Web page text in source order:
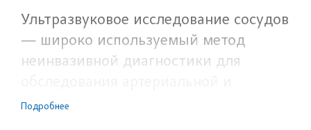
Ультразвуковое исследование сосудов
— широко используемый метод
неинвазивной диагностики для
венозной сети организма. Здоровые
Подробнее